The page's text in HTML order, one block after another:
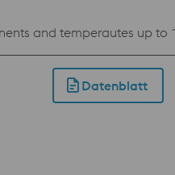
and temperautes up to
Datenblatt